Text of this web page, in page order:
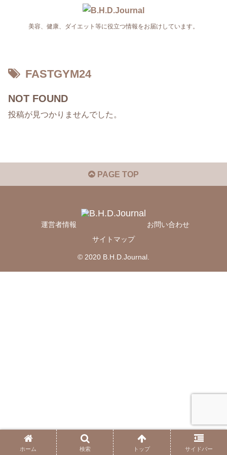
美容、健康、ダイエット等に役立つ情報をお届けしています。
FASTGYM24
NOT FOUND
投稿が見つかりませんでした。
PAGE TOP
運営者情報
お問い合わせ
サイトマップ
© 2020 B.H.D.Journal.
ホーム 検索 トップ サイドバー